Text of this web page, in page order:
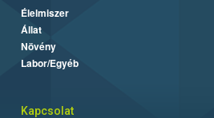
Élelmiszer
Állat
Növény
Labor/Egyéb
Kapcsolat